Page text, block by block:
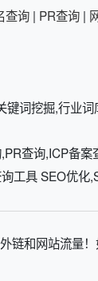
查询 | PR查询 |
词挖掘,行业
查询,ICP备
工具 SEO优
和网站流量